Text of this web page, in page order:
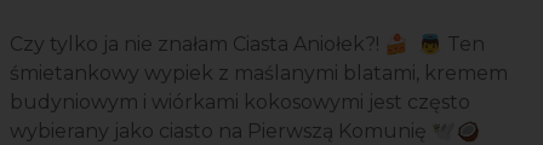
Czy tylko ja nie znałam Ciasta Aniołek?! 🍰 👼 Ten
śmietankowy wypiek z maślanymi blatami, kremem
budyniowym i wiórkami kokosowymi jest często
wybierany jako ciasto na Pierwszą Komunię 🕊️🥥